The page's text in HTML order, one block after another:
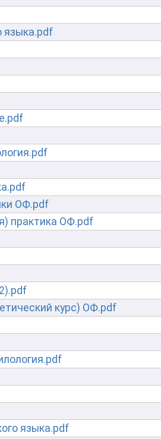
языка.pdf
ОФ.pdf
практика ОФ.pdf
курс) ОФ.pdf
языка.pdf